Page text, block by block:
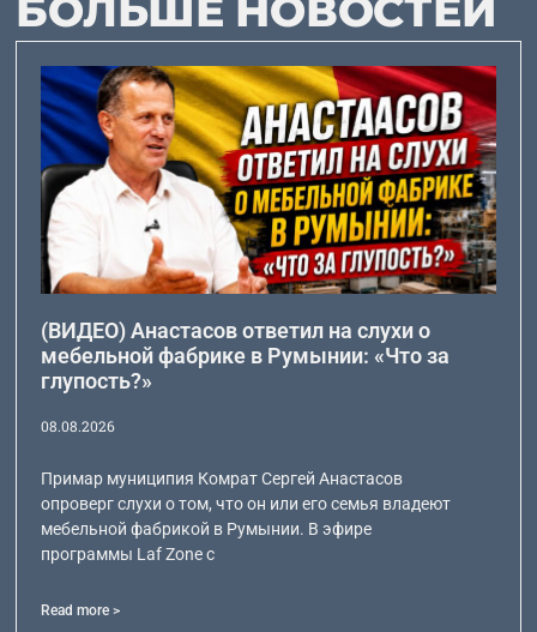
БОЛЬШЕ НОВОСТЕЙ
(ВИДЕО) Анастасов ответил на слухи о
мебельной фабрике в Румынии: «Что за
глупость?»
08.08.2026
Примар муниципия Комрат Сергей Анастасов
опроверг слухи о том, что он или его семья владеют
мебельной фабрикой в Румынии. В эфире
программы Laf Zone с
Read more >